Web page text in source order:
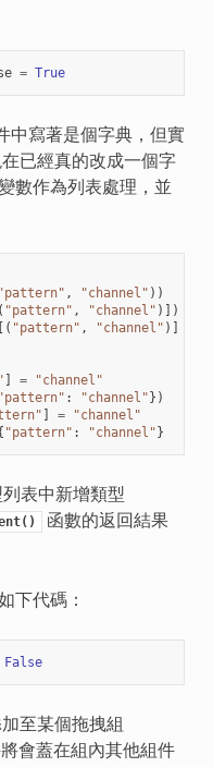
= True
中寫著是個字典，但實
已經真的改成一個字
數作為列表處理，並
"pattern" , "channel" ))
"pattern" , "channel" )])
[( "pattern" , "channel" )]
] =
"channel"
"pattern" : "channel"})
] =
"channel"
"pattern" : "channel"}
列表中新增類型
函數的返回結果
下代碼：
False
至某個拖拽組
會蓋在組內其他組件